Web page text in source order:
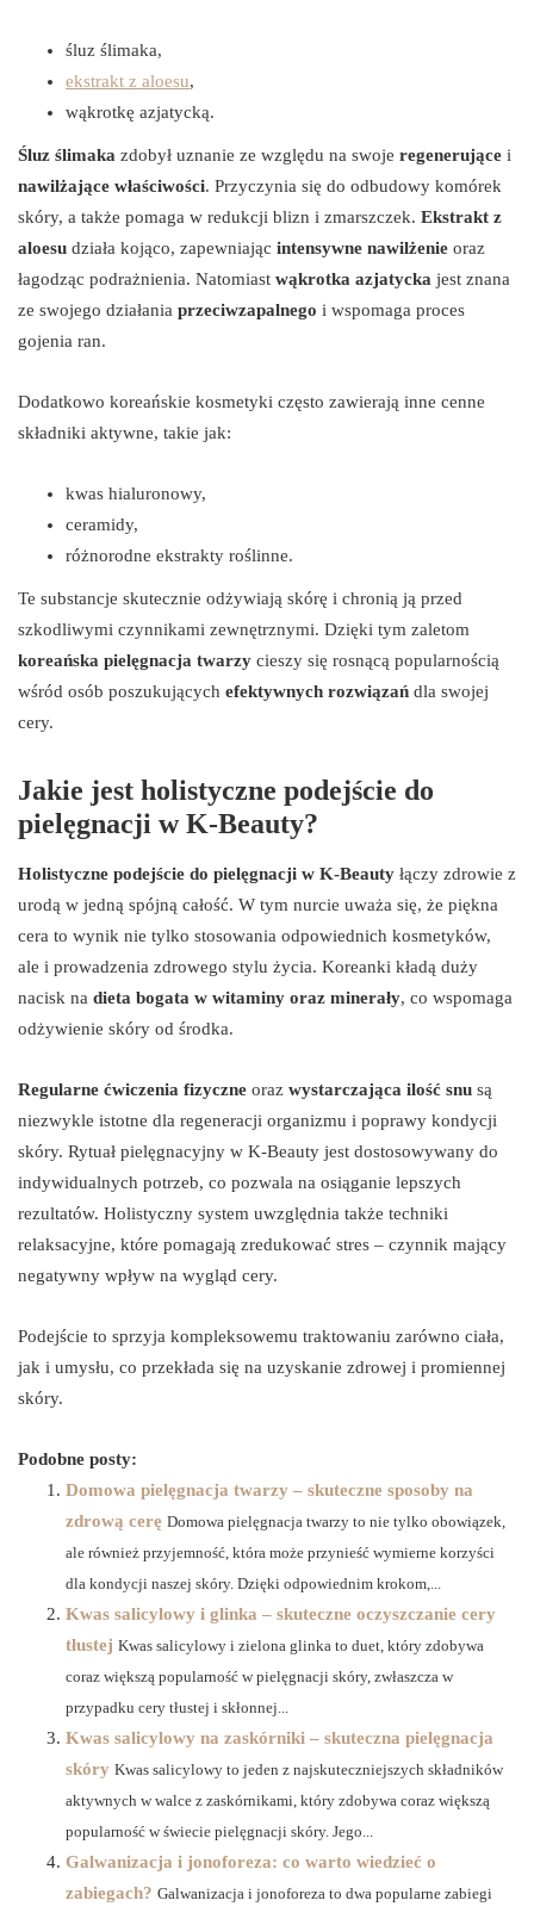
śluz ślimaka,
ekstrakt z aloesu,
wąkrotkę azjatycką.
Śluz ślimaka zdobył uznanie ze względu na swoje regenerujące i
nawilżające właściwości. Przyczynia się do odbudowy komórek
skóry, a także pomaga w redukcji blizn i zmarszczek. Ekstrakt z
aloesu działa kojąco, zapewniając intensywne nawilżenie oraz
łagodząc podrażnienia. Natomiast wąkrotka azjatycka jest znana
ze swojego działania przeciwzapalnego i wspomaga proces
gojenia ran.
Dodatkowo koreańskie kosmetyki często zawierają inne cenne
składniki aktywne, takie jak:
kwas hialuronowy,
ceramidy,
różnorodne ekstrakty roślinne.
Te substancje skutecznie odżywiają skórę i chronią ją przed
szkodliwymi czynnikami zewnętrznymi. Dzięki tym zaletom
koreańska pielęgnacja twarzy cieszy się rosnącą popularnością
wśród osób poszukujących efektywnych rozwiązań dla swojej
cery.
Jakie jest holistyczne podejście do
pielęgnacji w K-Beauty?
Holistyczne podejście do pielęgnacji w K-Beauty łączy zdrowie z
urodą w jedną spójną całość. W tym nurcie uważa się, że piękna
cera to wynik nie tylko stosowania odpowiednich kosmetyków,
ale i prowadzenia zdrowego stylu życia. Koreanki kładą duży
nacisk na dieta bogata w witaminy oraz minerały, co wspomaga
odżywienie skóry od środka.
Regularne ćwiczenia fizyczne oraz wystarczająca ilość snu są
niezwykle istotne dla regeneracji organizmu i poprawy kondycji
skóry. Rytuał pielęgnacyjny w K-Beauty jest dostosowywany do
indywidualnych potrzeb, co pozwala na osiąganie lepszych
rezultatów. Holistyczny system uwzględnia także techniki
relaksacyjne, które pomagają zredukować stres – czynnik mający
negatywny wpływ na wygląd cery.
Podejście to sprzyja kompleksowemu traktowaniu zarówno ciała,
jak i umysłu, co przekłada się na uzyskanie zdrowej i promiennej
skóry.
Podobne posty:
Domowa pielęgnacja twarzy – skuteczne sposoby na
zdrową cerę Domowa pielęgnacja twarzy to nie tylko obowiązek,
ale również przyjemność, która może przynieść wymierne korzyści
dla kondycji naszej skóry. Dzięki odpowiednim krokom,...
Kwas salicylowy i glinka – skuteczne oczyszczanie cery
tłustej Kwas salicylowy i zielona glinka to duet, który zdobywa
coraz większą popularność w pielęgnacji skóry, zwłaszcza w
przypadku cery tłustej i skłonnej...
Kwas salicylowy na zaskórniki – skuteczna pielęgnacja
skóry Kwas salicylowy to jeden z najskuteczniejszych składników
aktywnych w walce z zaskórnikami, który zdobywa coraz większą
popularność w świecie pielęgnacji skóry. Jego...
Galwanizacja i jonoforeza: co warto wiedzieć o
zabiegach? Galwanizacja i jonoforeza to dwa popularne zabiegi